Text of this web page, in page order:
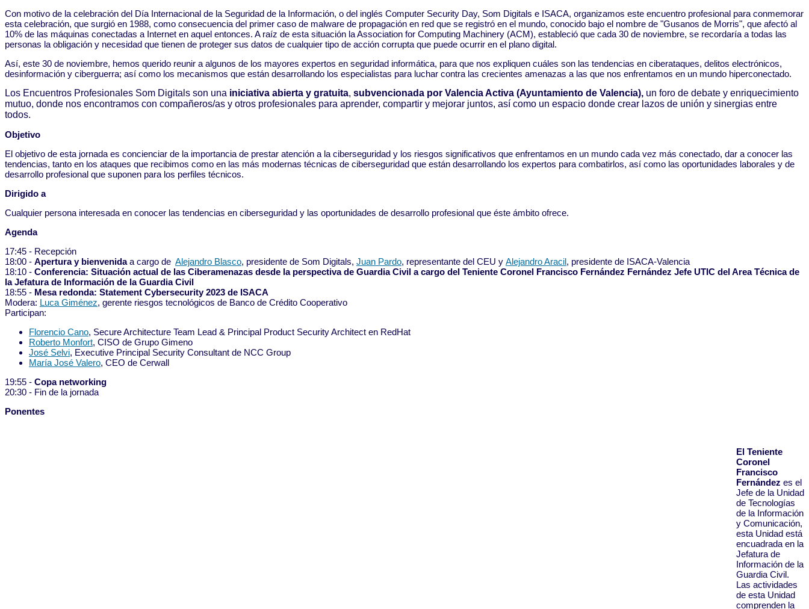
Con motivo de la celebración del Día Internacional de la Seguridad de la Información, o del inglés Computer Security Day, Som Digitals e ISACA, organizamos este encuentro profesional para conmemorar
esta celebración, que surgió en 1988, como consecuencia del primer caso de malware de propagación en red que se registró en el mundo, conocido bajo el nombre de "Gusanos de Morris", que afectó al
10% de las máquinas conectadas a Internet en aquel entonces. A raíz de esta situación la Association for Computing Machinery (ACM), estableció que cada 30 de noviembre, se recordaría a todas las
personas la obligación y necesidad que tienen de proteger sus datos de cualquier tipo de acción corrupta que puede ocurrir en el plano digital.
Así, este 30 de noviembre, hemos querido reunir a algunos de los mayores expertos en seguridad informática, para que nos expliquen cuáles son las tendencias en ciberataques, delitos electrónicos,
desinformación y ciberguerra; así como los mecanismos que están desarrollando los especialistas para luchar contra las crecientes amenazas a las que nos enfrentamos en un mundo hiperconectado.
Los Encuentros Profesionales Som Digitals son una iniciativa abierta y gratuita, subvencionada por Valencia Activa (Ayuntamiento de Valencia), un foro de debate y enriquecimiento
mutuo, donde nos encontramos con compañeros/as y otros profesionales para aprender, compartir y mejorar juntos, así como un espacio donde crear lazos de unión y sinergias entre
todos.
Objetivo
El objetivo de esta jornada es concienciar de la importancia de prestar atención a la ciberseguridad y los riesgos significativos que enfrentamos en un mundo cada vez más conectado, dar a conocer las
tendencias, tanto en los ataques que recibimos como en las más modernas técnicas de ciberseguridad que están desarrollando los expertos para combatirlos, así como las oportunidades laborales y de
desarrollo profesional que suponen para los perfiles técnicos.
Dirigido a
Cualquier persona interesada en conocer las tendencias en ciberseguridad y las oportunidades de desarrollo profesional que éste ámbito ofrece.
Agenda
17:45 - Recepción
18:00 - Apertura y bienvenidaa cargo de Alejandro Blasco, presidente de Som Digitals, Juan Pardo, representante del CEU y Alejandro Aracil, presidente de ISACA-Valencia
18:10 - Conferencia: Situación actual de las Ciberamenazas desde la perspectiva de Guardia Civil a cargo del Teniente Coronel Francisco Fernández Fernández Jefe UTIC del Area Técnica de
la Jefatura de Información de la Guardia Civil
18:55 - Mesa redonda: Statement Cybersecurity 2023 de ISACA
Modera: Luca Giménez, gerente riesgos tecnológicos de Banco de Crédito Cooperativo
Participan:
Florencio Cano, Secure Architecture Team Lead & Principal Product Security Architect en RedHat
Roberto Monfort, CISO de Grupo Gimeno
José Selvi, Executive Principal Security Consultant de NCC Group
María José Valero, CEO de Cerwall
19:55 - Copa networking
20:30 - Fin de la jornada
Ponentes
El Teniente
Coronel
Francisco
Fernández es el
Jefe de la Unidad
de Tecnologías
de la Información
y Comunicación,
esta Unidad está
encuadrada en la
Jefatura de
Información de la
Guardia Civil.
Las actividades
de esta Unidad
comprenden la